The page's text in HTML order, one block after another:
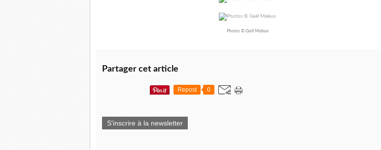
Photos © Gaël Maleux
Partager cet article
Repost 0
S'inscrire à la newsletter